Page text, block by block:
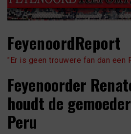
FeyenoordReport
"Er is geen trouwere fan dan een
Feyenoorder
houdt de
Peru